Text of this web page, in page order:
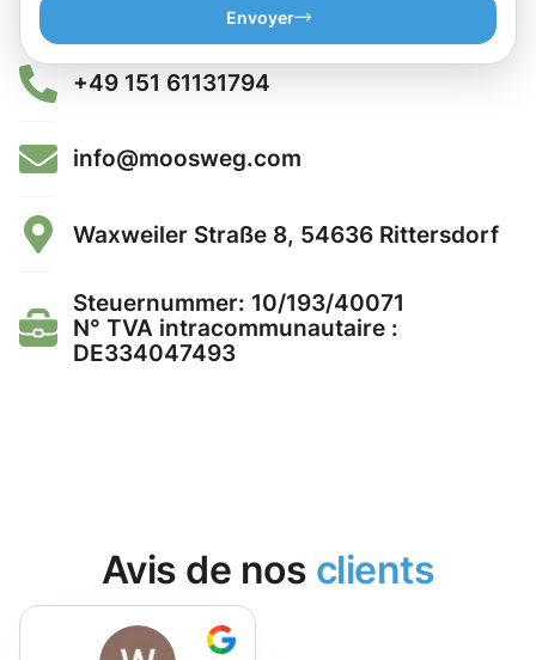
Envoyer
+49 151 61131794
info@moosweg.com
Waxweiler Straße 8, 54636 Rittersdorf
Steuernummer: 10/193/40071
N° TVA intracommunautaire :
DE334047493
Avis de nos clients